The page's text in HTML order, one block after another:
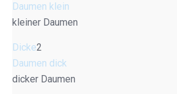
Daumen klein
kleiner Daumen
Dicke2
Daumen dick
dicker Daumen